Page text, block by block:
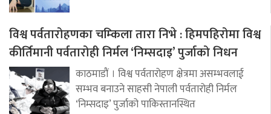
विश्व पर्वतारोहणका चम्किला तारा निभे : हिमपहिरोमा विश्व
कीर्तिमानी पर्वतारोही निर्मल ‘निम्सदाइ’ पुर्जाको निधन
काठमाडौं । विश्व पर्वतारोहण क्षेत्रमा असम्भवलाई
सम्भव बनाउने साहसी नेपाली पर्वतारोही निर्मल
‘निम्सदाइ’ पुर्जाको पाकिस्तानस्थित